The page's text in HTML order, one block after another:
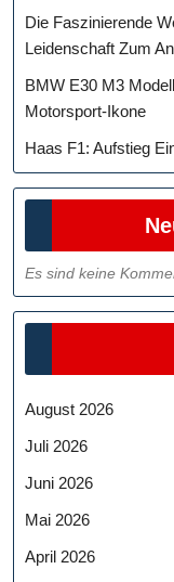
Die Faszinierende
Leidenschaft Zum
BMW E30 M3
Motorsport-Ikone
Haas F1: Aufstieg
Es sind keine
August 2026
Juli 2026
Juni 2026
Mai 2026
April 2026